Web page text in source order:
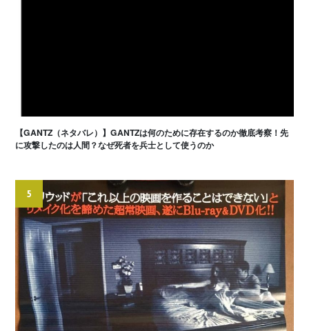
【GANTZ（ネタバレ）】GANTZは何のために存在するのか徹底考察！先
に攻撃したのは人間？なぜ死者を兵士として使うのか
5